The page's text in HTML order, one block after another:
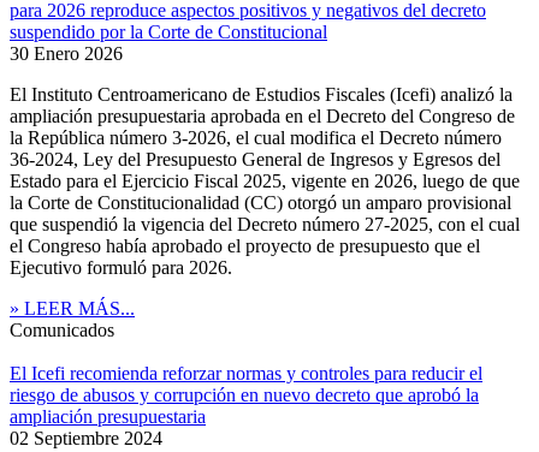
para 2026 reproduce aspectos positivos y negativos del decreto
suspendido por la Corte de Constitucional
30 Enero 2026
El Instituto Centroamericano de Estudios Fiscales (Icefi) analizó la
ampliación presupuestaria aprobada en el Decreto del Congreso de
la República número 3-2026, el cual modifica el Decreto número
36-2024, Ley del Presupuesto General de Ingresos y Egresos del
Estado para el Ejercicio Fiscal 2025, vigente en 2026, luego de que
la Corte de Constitucionalidad (CC) otorgó un amparo provisional
que suspendió la vigencia del Decreto número 27-2025, con el cual
el Congreso había aprobado el proyecto de presupuesto que el
Ejecutivo formuló para 2026.
» LEER MÁS...
Comunicados
El Icefi recomienda reforzar normas y controles para reducir el
riesgo de abusos y corrupción en nuevo decreto que aprobó la
ampliación presupuestaria
02 Septiembre 2024